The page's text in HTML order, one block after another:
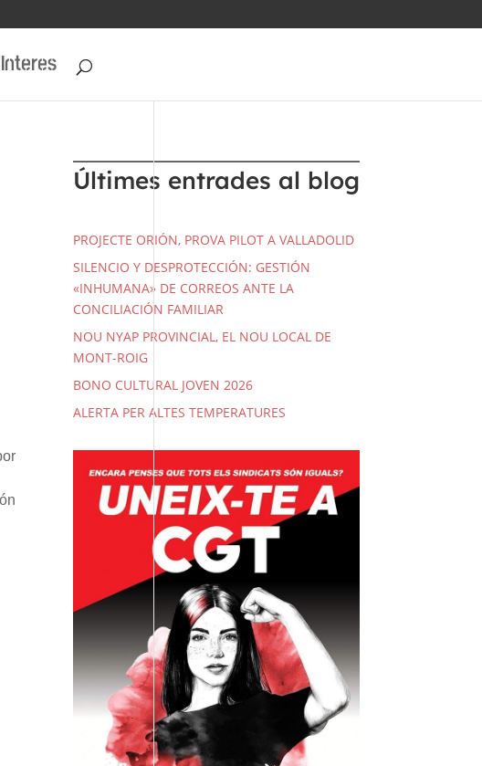
Últimes entrades al blog
PROJECTE ORIÓN, PROVA PILOT A VALLADOLID
SILENCIO Y DESPROTECCIÓN: GESTIÓN
«INHUMANA» DE CORREOS ANTE LA
CONCILIACIÓN FAMILIAR
NOU NYAP PROVINCIAL, EL NOU LOCAL DE
MONT-ROIG
BONO CULTURAL JOVEN 2026
ALERTA PER ALTES TEMPERATURES